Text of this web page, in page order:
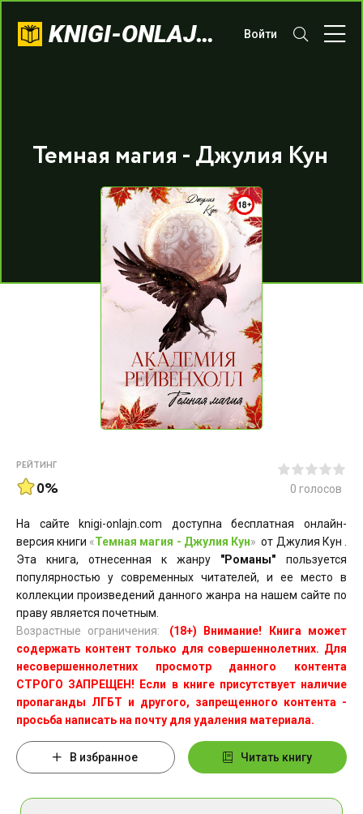
KNIGI-ONLAJN.COM Войти
Темная магия - Джулия Кун
РЕЙТИНГ
0% 0 голосов
На сайте knigi-onlajn.com доступна бесплатная онлайн-
версия книги «Темная магия - Джулия Кун» от Джулия Кун .
Эта книга, отнесенная к жанру "Романы" пользуется
популярностью у современных читателей, и ее место в
коллекции произведений данного жанра на нашем сайте по
праву является почетным.
Возрастные ограничения:
(18+) Внимание! Книга может
содержать контент только для совершеннолетних. Для
несовершеннолетних просмотр данного контента
СТРОГО ЗАПРЕЩЕН! Если в книге присутствует наличие
пропаганды ЛГБТ и другого, запрещенного контента -
просьба написать на почту для удаления материала.
В избранное Читать книгу